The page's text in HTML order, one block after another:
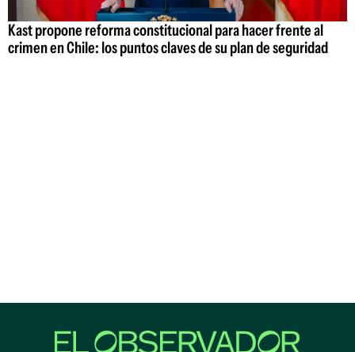
Kast propone reforma constitucional para hacer frente al
crimen en Chile: los puntos claves de su plan de seguridad